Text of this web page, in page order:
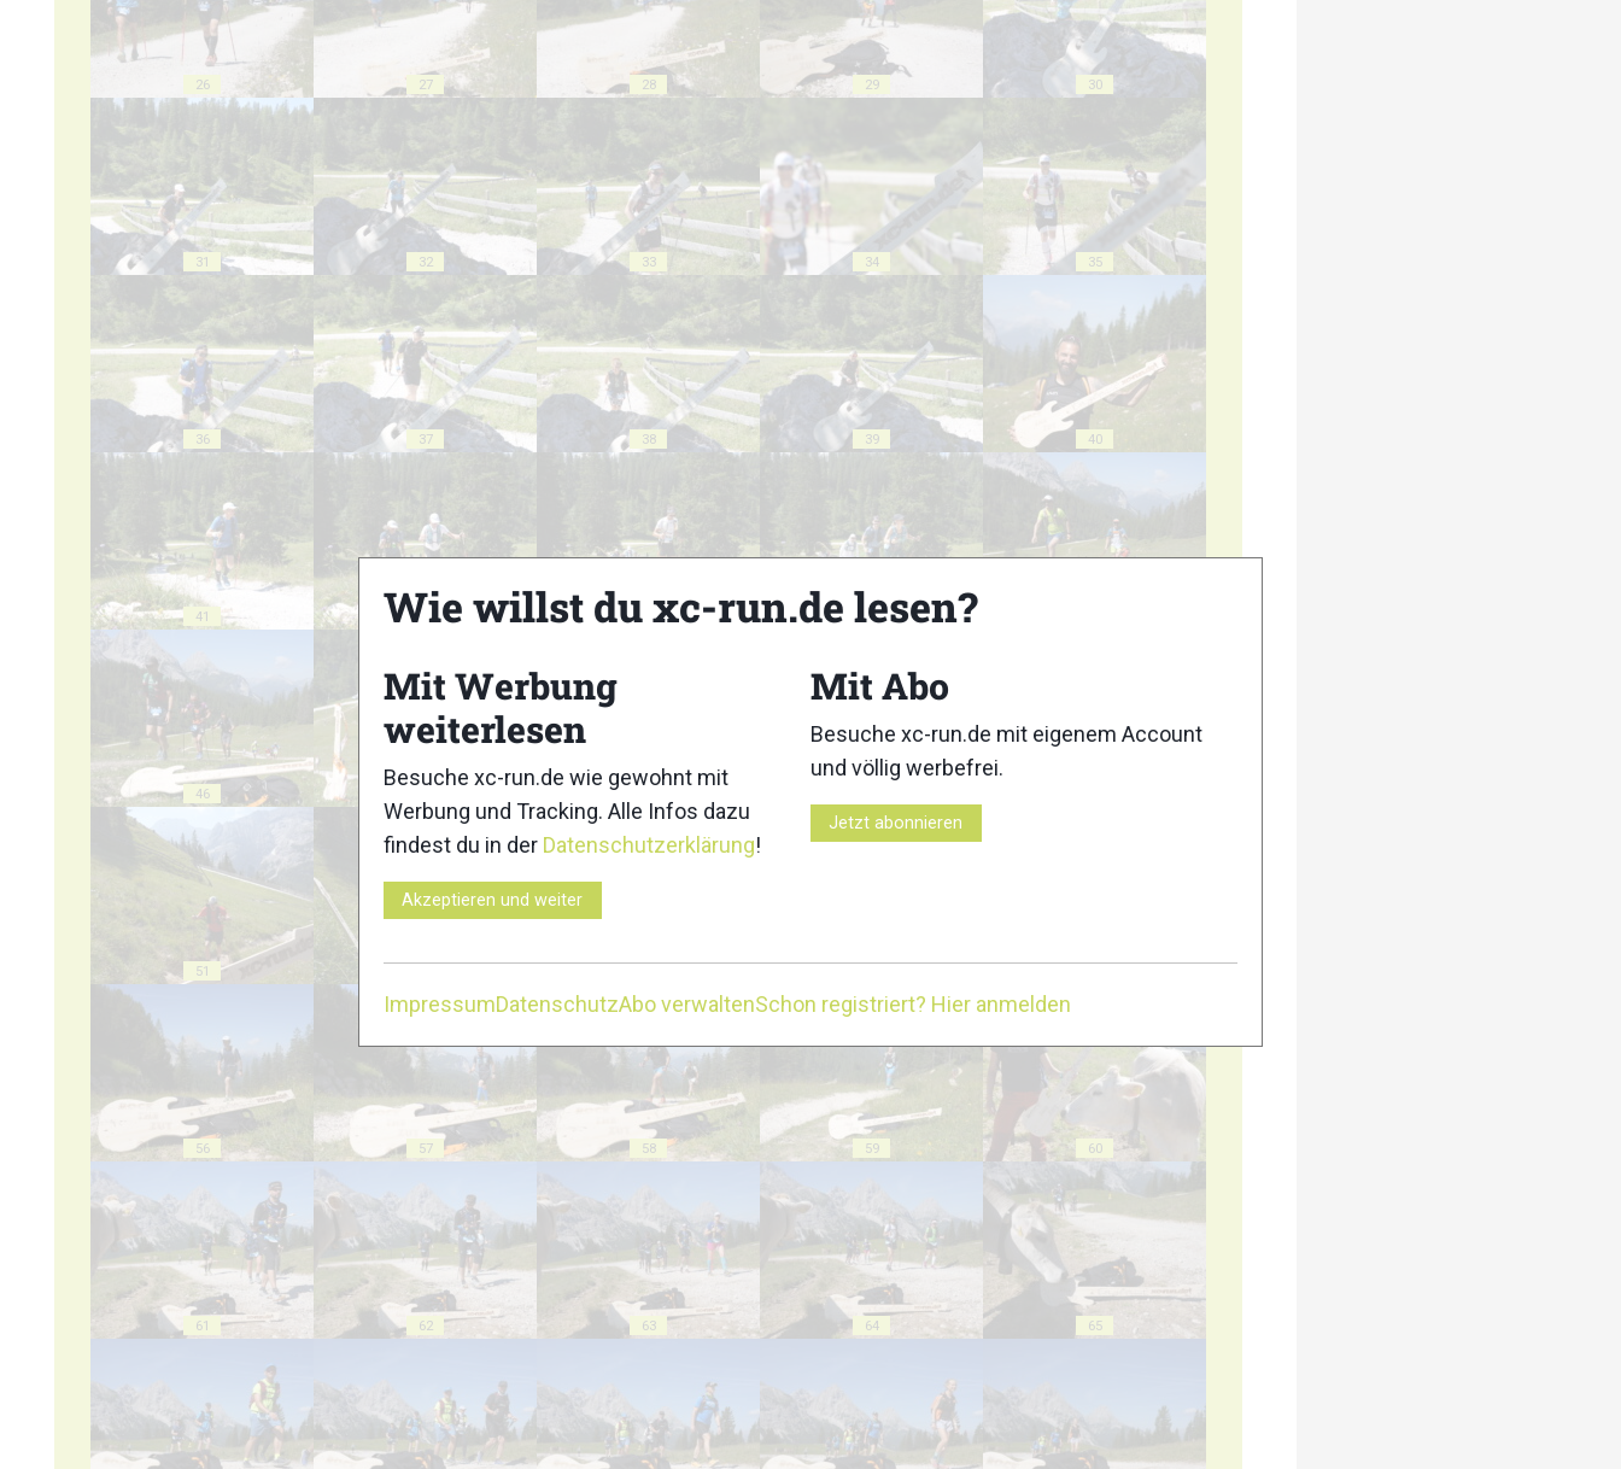
26 27 28 29 30
31 32 33 34 35
36 37 38 39 40
41 42 43 44
46
51
56 57 58 59 60
61 62 63 64 65
Wie willst du xc-run.de lesen?
Mit Werbung
weiterlesen
Besuche xc-run.de wie gewohnt mit
Werbung und Tracking. Alle Infos dazu
findest du in der Datenschutzerklärung!
Akzeptieren und weiter
Mit Abo
Besuche xc-run.de mit eigenem Account
und völlig werbefrei.
Jetzt abonnieren
ImpressumDatenschutzAbo verwaltenSchon registriert? Hier anmelden